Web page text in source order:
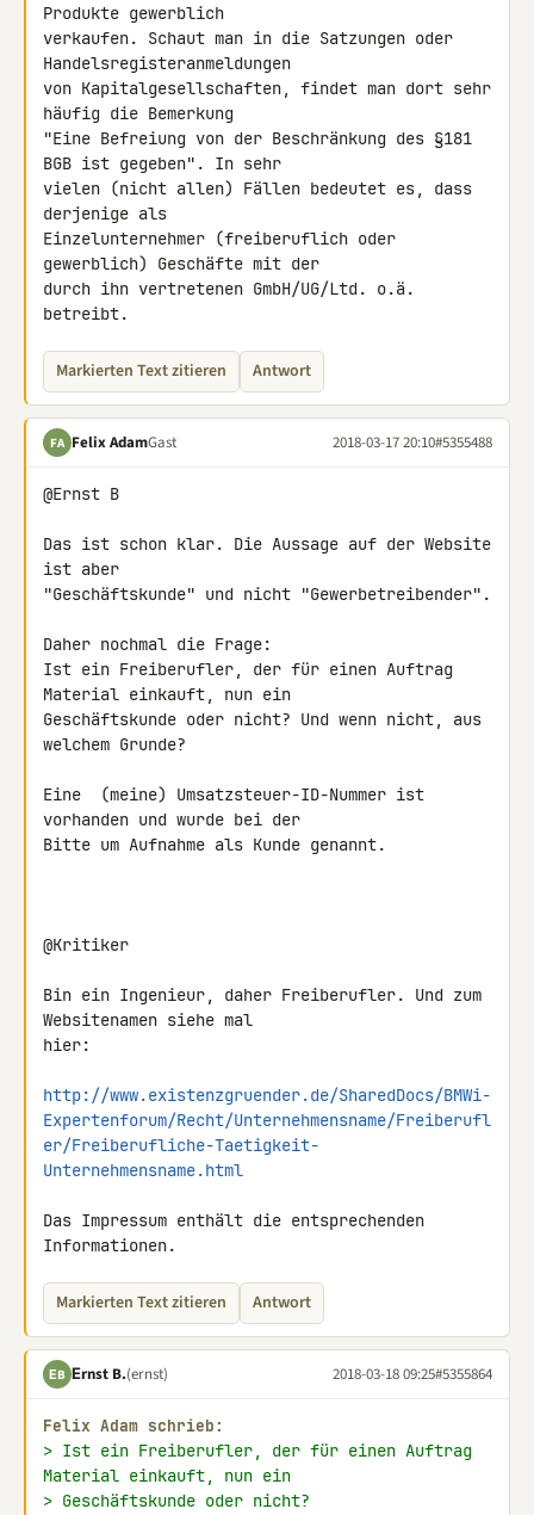
Produkte gewerblich
verkaufen. Schaut man in die Satzungen oder
Handelsregisteranmeldungen
von Kapitalgesellschaften, findet man dort sehr
häufig die Bemerkung
"Eine Befreiung von der Beschränkung des §181
BGB ist gegeben". In sehr
vielen (nicht allen) Fällen bedeutet es, dass
derjenige als
Einzelunternehmer (freiberuflich oder
gewerblich) Geschäfte mit der
durch ihn vertretenen GmbH/UG/Ltd. o.ä.
betreibt.
Markierten Text zitieren Antwort
FA Felix AdamGast 2018-03-17 20:10#5355488
@Ernst B
Das ist schon klar. Die Aussage auf der Website
ist aber
"Geschäftskunde" und nicht "Gewerbetreibender".
Daher nochmal die Frage:
Ist ein Freiberufler, der für einen Auftrag
Material einkauft, nun ein
Geschäftskunde oder nicht? Und wenn nicht, aus
welchem Grunde?
Eine  (meine) Umsatzsteuer-ID-Nummer ist
vorhanden und wurde bei der
Bitte um Aufnahme als Kunde genannt.
@Kritiker
Bin ein Ingenieur, daher Freiberufler. Und zum
Websitenamen siehe mal
hier:
http://www.existenzgruender.de/SharedDocs/BMWi-
Expertenforum/Recht/Unternehmensname/Freiberufl
er/Freiberufliche-Taetigkeit-
Unternehmensname.html
Das Impressum enthält die entsprechenden
Informationen.
Markierten Text zitieren Antwort
ΕB Εrnst B.(ernst) 2018-03-18 09:25#5355864
Felix Adam schrieb:
> Ist ein Freiberufler, der für einen Auftrag
Material einkauft, nun ein
> Geschäftskunde oder nicht?